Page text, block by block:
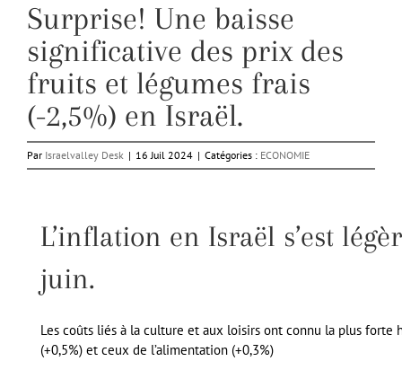
Surprise! Une baisse
significative des prix des
fruits et légumes frais
(-2,5%) en Israël.
Par Israelvalley Desk | 16 Juil 2024 | Catégories : ECONOMIE
L’inflation en Israël s’est
juin.
Les coûts liés à la culture et aux loisirs ont connu la plus forte
(+0,5%) et ceux de l’alimentation (+0,3%)